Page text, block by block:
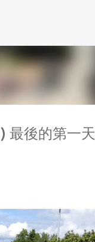
最後的第一天